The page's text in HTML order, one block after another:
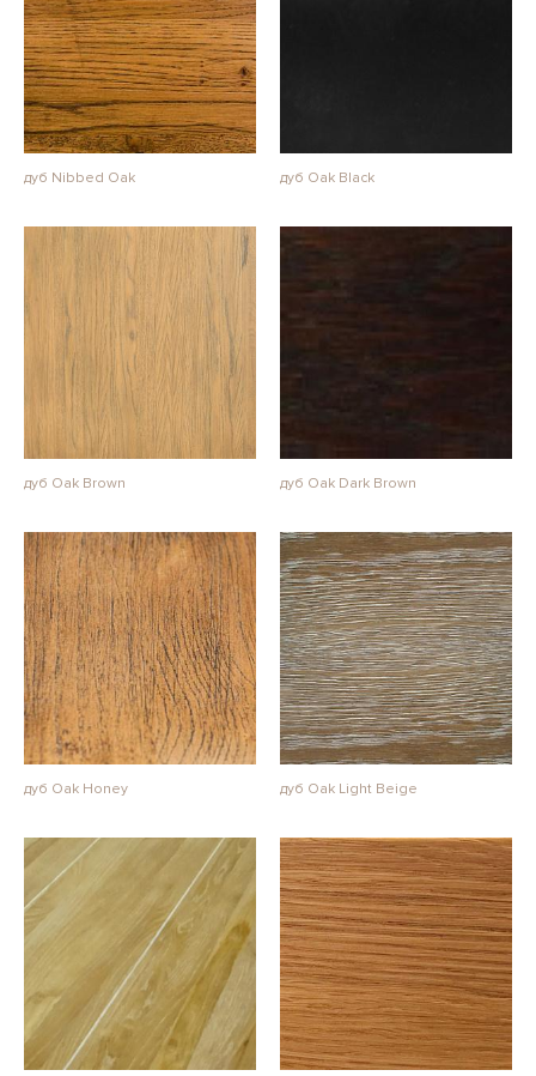
дуб Nibbed Oak дуб Oak Black
дуб Oak Brown дуб Oak Dark Brown
дуб Oak Honey дуб Oak Light Beige